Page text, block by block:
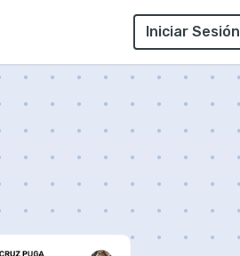
Iniciar Sesión